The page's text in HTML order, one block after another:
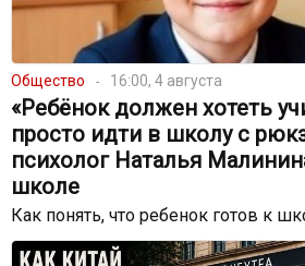
Общество 16:00, 4 августа
«Ребёнок должен хотеть
просто идти в школу с
психолог Наталья
школе
Как понять, что ребенок готов к